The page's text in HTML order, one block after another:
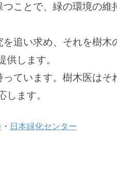
ことで、緑の環境の維
追い求め、それを樹木
します。
ています。樹木医はそ
します。
・ 日本緑化センター